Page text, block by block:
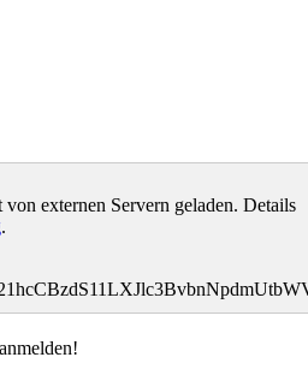
externen Servern geladen. Details
.